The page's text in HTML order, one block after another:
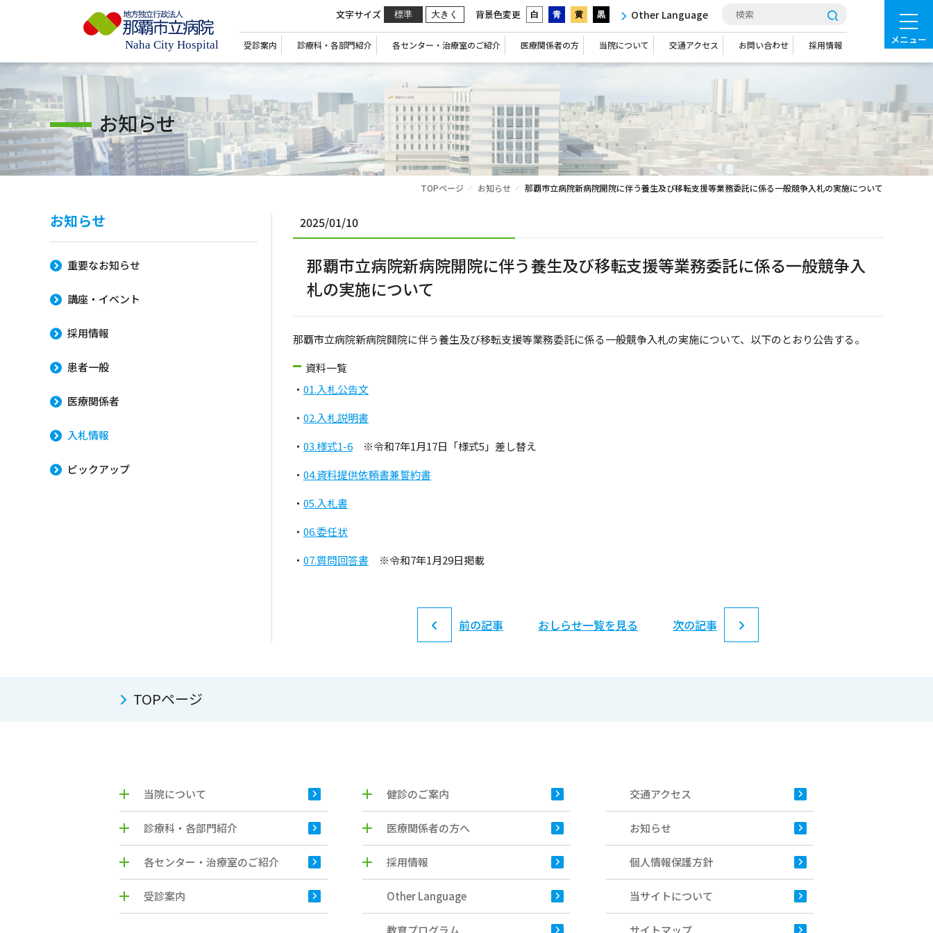
メニュー
文字サイズ 標準 大きく 背景色変更 白 青 黄 黒 Other Language
受診案内 診療科・各部門紹介 各センター・治療室のご紹介 医療関係者の方 当院について 交通アクセス お問い合わせ 採用情報
お知らせ
TOPページ お知らせ 那覇市立病院新病院開院に伴う養生及び移転支援等業務委託に係る一般競争入札の実施について
2025/01/10
那覇市立病院新病院開院に伴う養生及び移転支援等業務委託に係る一般競争入
札の実施について
那覇市立病院新病院開院に伴う養生及び移転支援等業務委託に係る一般競争入札の実施について、以下のとおり公告する。
資料一覧
・ 01.入札公告文
・ 02.入札説明書
・ 03.様式1-6 ※令和7年1月17日「様式5」差し替え
・ 04.資料提供依頼書兼誓約書
・ 05.入札書
・ 06.委任状
・ 07.質問回答書 ※令和7年1月29日掲載
前の記事 おしらせ一覧を見る 次の記事
お知らせ
重要なお知らせ
講座・イベント
採用情報
患者一般
医療関係者
入札情報
ピックアップ
TOPページ
当院について
診療科・各部門紹介
各センター・治療室のご紹介
受診案内
健診のご案内
医療関係者の方へ
採用情報
Other Language
教育プログラム
交通アクセス
お知らせ
個人情報保護方針
当サイトについて
サイトマップ